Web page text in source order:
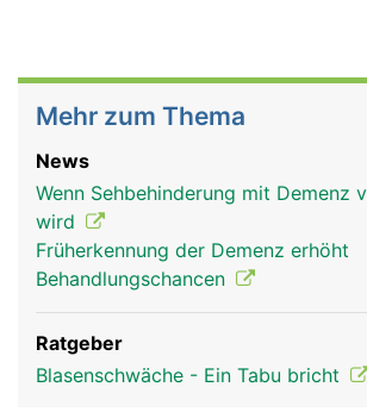
Mehr zum Thema
News
Wenn Sehbehinderung mit Demenz
wird
Früherkennung der Demenz erhöht
Behandlungschancen
Ratgeber
Blasenschwäche - Ein Tabu bricht